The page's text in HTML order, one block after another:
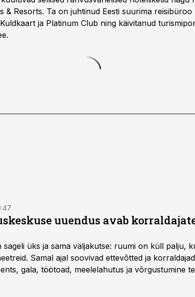
& Resorts. Ta on juhtinud Eesti suurima reisibüroo
ja Platinum Club ning käivitanud
uuendus avab
üks ja sama väljakutse: ruumi on küll palju,
Samal ajal soovivad ettevõtted ja
gala, töötoad, meelelahutus ja võrgustumine